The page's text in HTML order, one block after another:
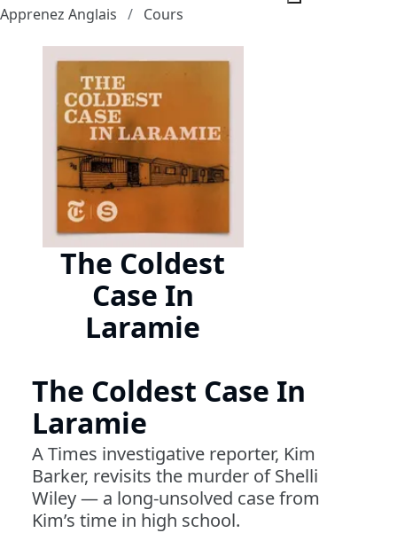
Apprenez Anglais Cours
The Coldest
Case In
Laramie
The Coldest Case In
Laramie
A Times investigative reporter, Kim
Barker, revisits the murder of Shelli
Wiley — a long-unsolved case from
Kim’s time in high school.